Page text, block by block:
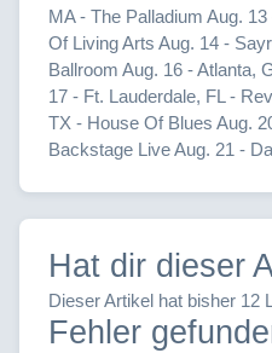
MA - The Palladium Aug.
Of Living Arts Aug. 14 -
Ballroom Aug. 16 - Atlanta,
17 - Ft. Lauderdale, FL -
TX - House Of Blues Aug.
Backstage Live Aug. 21 -
Hat dir dieser
Dieser Artikel hat bisher 12
Fehler